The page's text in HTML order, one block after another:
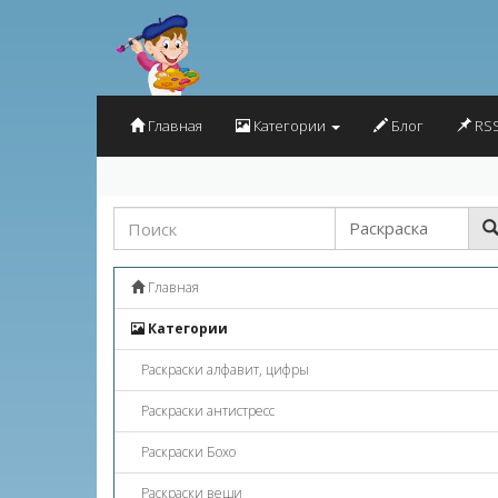
Главная Категории Блог
Главная
Категории
Раскраски алфавит, цифры
Раскраски антистресс
Раскраски Бохо
Раскраски вещи